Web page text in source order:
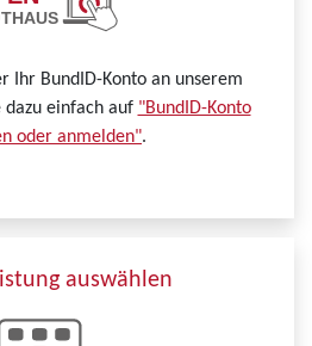
Ihr BundID-Konto an unserem
dazu einfach auf "BundID-Konto
oder anmelden".
auswählen